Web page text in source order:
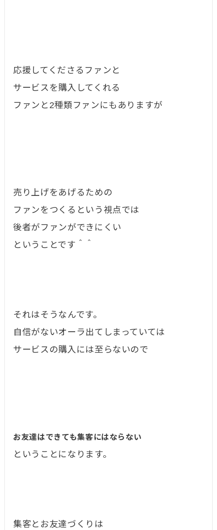
応援してくださるファンと
サービスを購入してくれる
ファンと2種類ファンにもありますが
売り上げをあげるための
ファンをつくるという視点では
後者がファンができにくい
ということです＾＾
それはそうなんです。
自信がないオーラ出てしまっていては
サービスの購入には至らないので
お友達はできても集客にはならない
ということになります。
集客とお友達づくりは